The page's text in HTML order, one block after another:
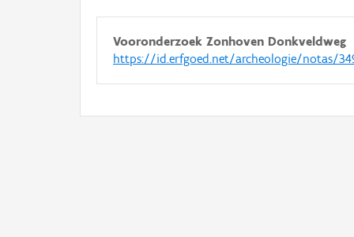
Vooronderzoek Zonhoven Donkveldweg
https://id.erfgoed.net/archeologie/notas/